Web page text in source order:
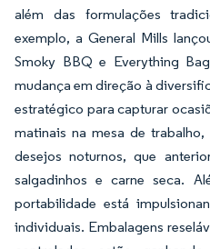
além das formulações
exemplo, a General Mills
Smoky BBQ e Everything
mudança em direção à
estratégico para capturar
matinais na mesa de
desejos noturnos, que
salgadinhos e carne seca.
portabilidade está
individuais. Embalagens